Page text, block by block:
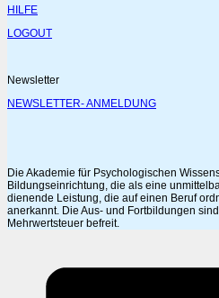
HILFE
LOGOUT
Newsletter
NEWSLETTER- ANMELDUNG
Die Akademie für Psychologischen
Bildungseinrichtung, die als eine
dienende Leistung, die auf einen Beruf
anerkannt. Die Aus- und Fortbildungen
Mehrwertsteuer befreit.